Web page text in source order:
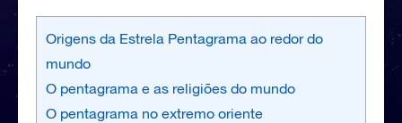
Origens da Estrela Pentagrama ao redor do
mundo
O pentagrama e as religiões do mundo
O pentagrama no extremo oriente